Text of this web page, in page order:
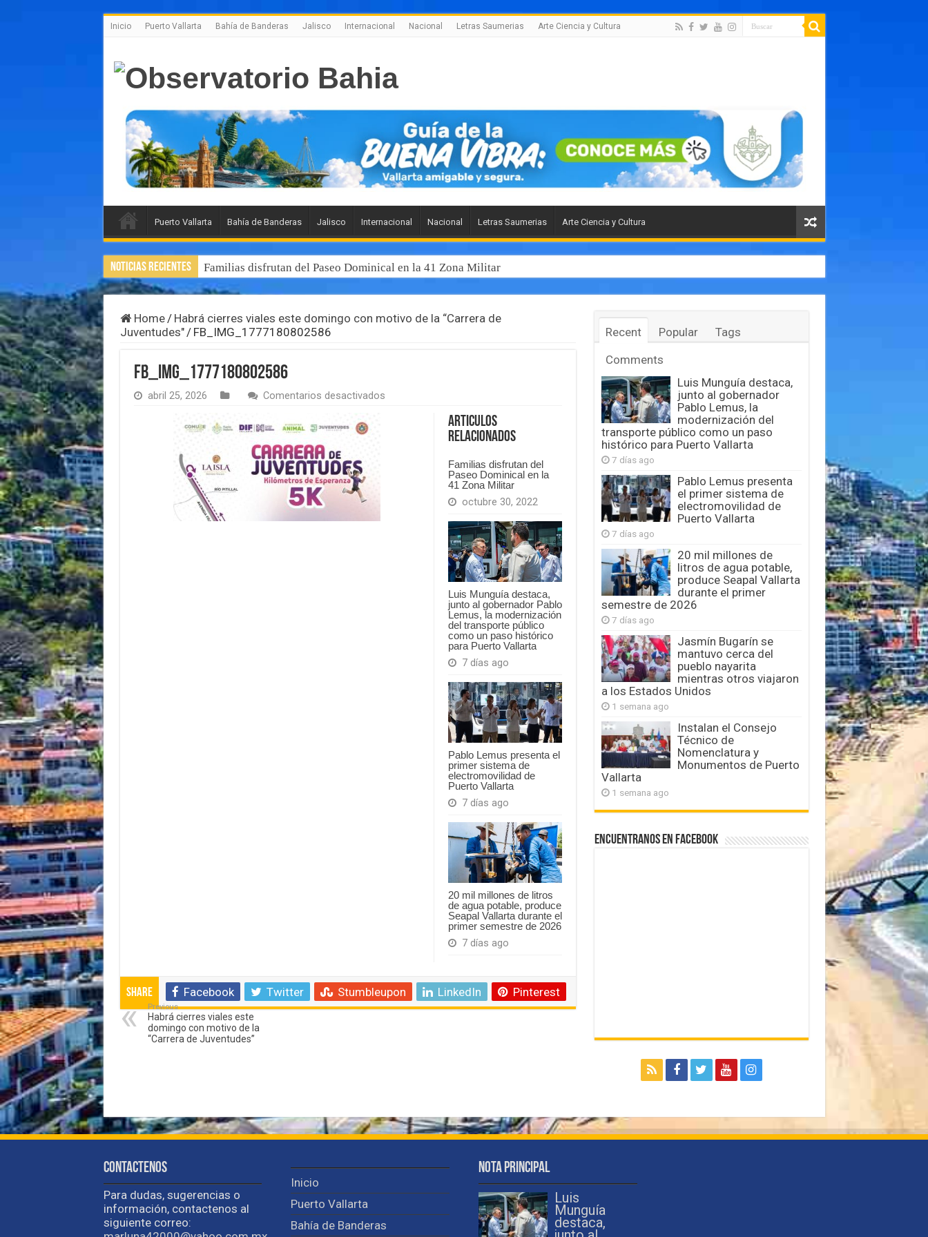
Inicio Puerto Vallarta Bahía de Banderas Jalisco Internacional Nacional Letras Saumerias Arte Ciencia y Cultura
Puerto Vallarta Bahía de Banderas Jalisco Internacional Nacional Letras Saumerias Arte Ciencia y Cultura
Noticias Recientes Familias disfrutan del Paseo Dominical en la 41 Zona Militar
Home/ Habrá cierres viales este domingo con motivo de la “Carrera de
Juventudes"/ FB_IMG_1777180802586
FB_IMG_1777180802586
abril 25, 2026 Comentarios desactivadosen
Articulos
Relacionados
Familias disfrutan del
Paseo Dominical en la
41 Zona Militar
octubre 30, 2022
Luis Munguía destaca,
junto al gobernador Pablo
Lemus, la modernización
del transporte público
como un paso histórico
para Puerto Vallarta
7 días ago
Pablo Lemus presenta el
primer sistema de
electromovilidad de
Puerto Vallarta
7 días ago
20 mil millones de litros
de agua potable, produce
Seapal Vallarta durante el
primer semestre de 2026
7 días ago
Share Facebook Twitter Stumbleupon LinkedIn Pinterest
Previous
Habrá cierres viales este
domingo con motivo de la
“Carrera de Juventudes”
Recent Popular
Tags
Comments
Luis Munguía destaca,
junto al gobernador
Pablo Lemus, la
modernización del
transporte público como un paso
histórico para Puerto Vallarta
7 días ago
Pablo Lemus presenta
el primer sistema de
electromovilidad de
Puerto Vallarta
7 días ago
20 mil millones de
litros de agua potable,
produce Seapal Vallarta
durante el primer
semestre de 2026
7 días ago
Jasmín Bugarín se
mantuvo cerca del
pueblo nayarita
mientras otros viajaron
a los Estados Unidos
1 semana ago
Instalan el Consejo
Técnico de
Nomenclatura y
Monumentos de Puerto
Vallarta
1 semana ago
Encuentranos en Facebook
Contactenos
Para dudas, sugerencias o
información, contactenos al
siguiente correo:
Inicio
Puerto Vallarta
Bahía de Banderas
Nota Principal
Luis
Munguía
destaca,